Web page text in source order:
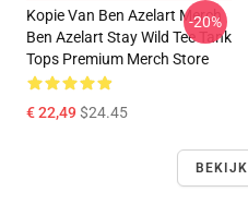
Kopie Van Ben Azelart Merch
Ben Azelart Stay Wild Tee Tank
Tops Premium Merch Store
€ 22,49$24.45
-20%